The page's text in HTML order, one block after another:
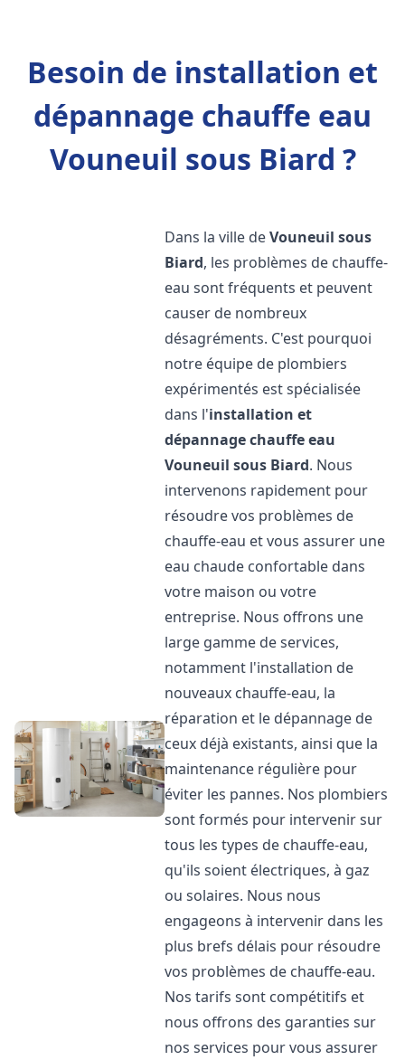
Besoin de installation et
dépannage chauffe eau
Vouneuil sous Biard ?
Dans la ville deVouneuil sous
Biard, les problèmes de chauffe-
eau sont fréquents et peuvent
causer de nombreux
désagréments. C'est pourquoi
notre équipe de plombiers
expérimentés est spécialisée
dans l'installation et
dépannage chauffe eau
Vouneuil sous Biard. Nous
intervenons rapidement pour
résoudre vos problèmes de
chauffe-eau et vous assurer une
eau chaude confortable dans
votre maison ou votre
entreprise. Nous offrons une
large gamme de services,
notamment l'installation de
nouveaux chauffe-eau, la
réparation et le dépannage de
ceux déjà existants, ainsi que la
maintenance régulière pour
éviter les pannes. Nos plombiers
sont formés pour intervenir sur
tous les types de chauffe-eau,
qu'ils soient électriques, à gaz
ou solaires. Nous nous
engageons à intervenir dans les
plus brefs délais pour résoudre
vos problèmes de chauffe-eau.
Nos tarifs sont compétitifs et
nous offrons des garanties sur
nos services pour vous assurer